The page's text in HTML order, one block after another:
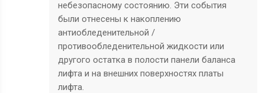
небезопасному состоянию. Эти события
были отнесены к накоплению
антиобледенительной /
противообледенительной жидкости или
другого остатка в полости панели баланса
лифта и на внешних поверхностях платы
лифта.